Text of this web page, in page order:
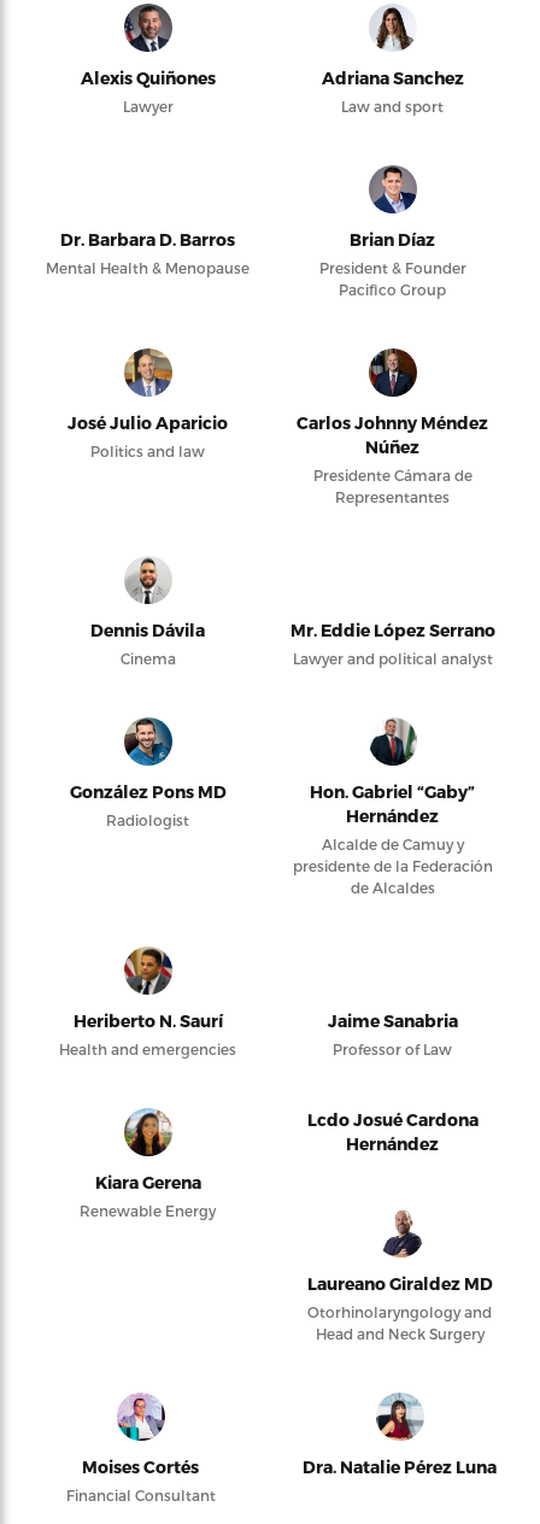
Alexis Quiñones
Lawyer
Adriana Sanchez
Law and sport
Dr. Barbara D. Barros
Mental Health & Menopause
Brian Díaz
President & Founder
Pacifico Group
José Julio Aparicio
Politics and law
Carlos Johnny Méndez
Núñez
Presidente Cámara de
Representantes
Dennis Dávila
Cinema
Mr. Eddie López Serrano
Lawyer and political analyst
González Pons MD
Radiologist
Hon. Gabriel “Gaby”
Hernández
Alcalde de Camuy y
presidente de la Federación
de Alcaldes
Heriberto N. Saurí
Health and emergencies
Jaime Sanabria
Professor of Law
Kiara Gerena
Renewable Energy
Lcdo Josué Cardona
Hernández
Laureano Giraldez MD
Otorhinolaryngology and
Head and Neck Surgery
Moises Cortés
Financial Consultant
Dra. Natalie Pérez Luna